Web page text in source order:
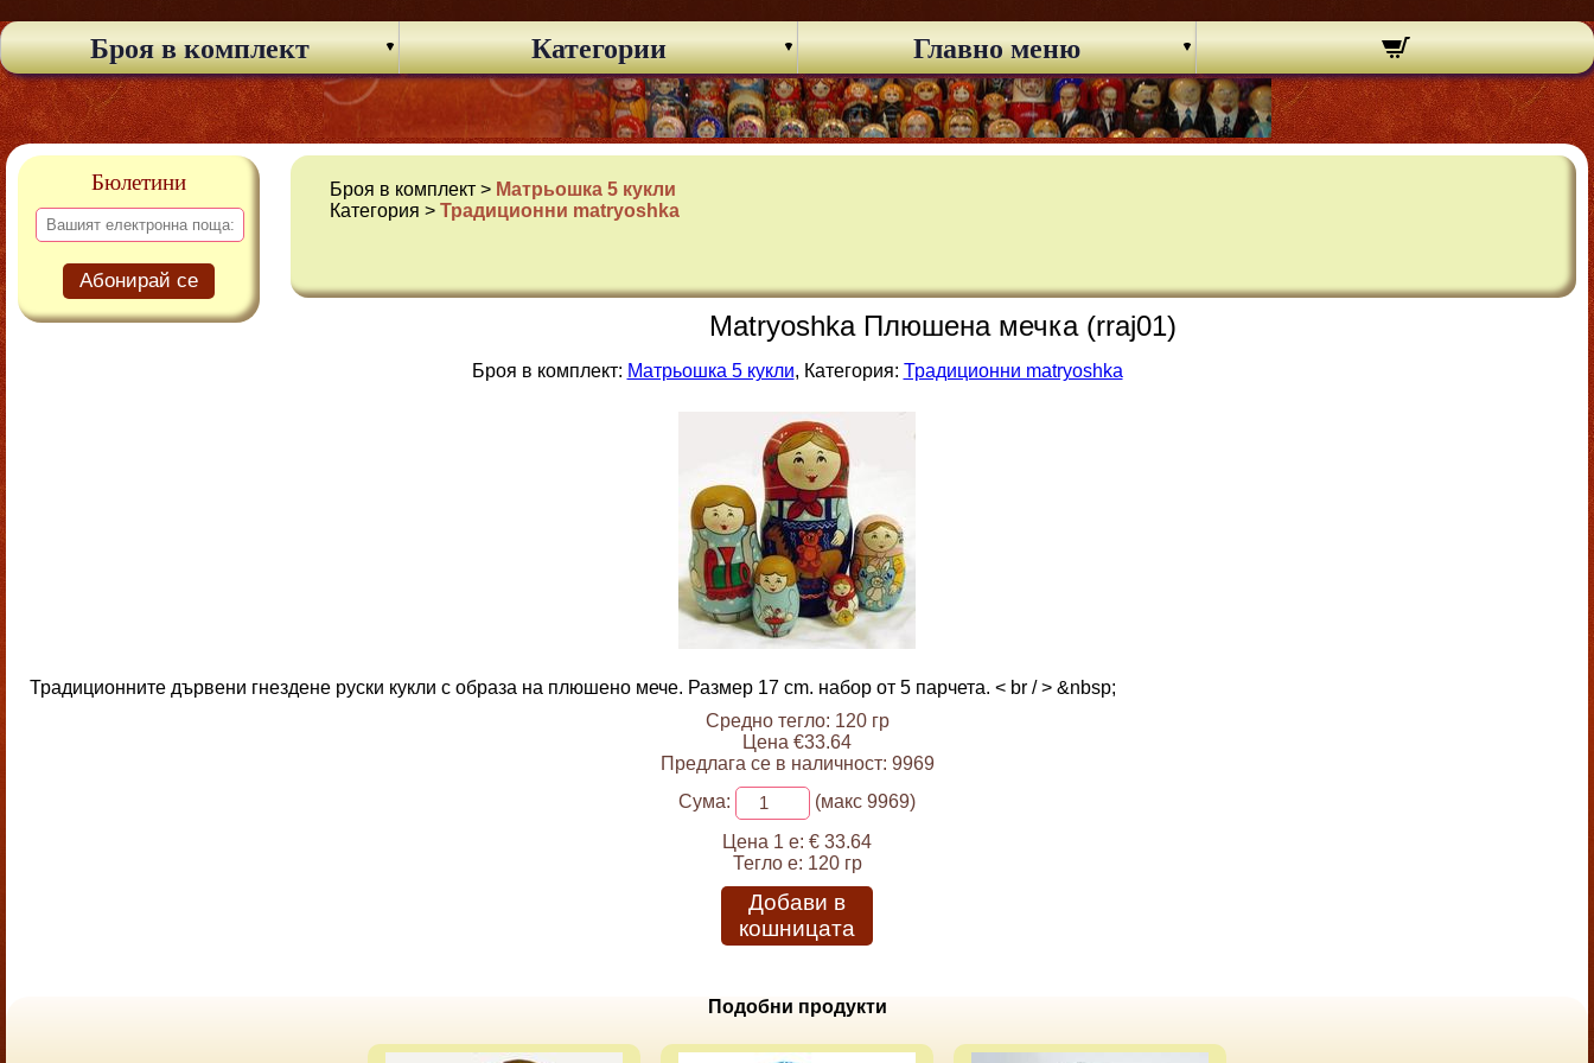
Броя в комплект Категории Главно меню
Бюлетини
Абонирай се
Броя в комплект > Матрьошка 5 кукли
Категория >Традиционни matryoshka
Matryoshka Плюшена мечка (rraj01)
Броя в комплект: Матрьошка 5 кукли, Категория: Традиционни matryoshka
Традиционните дървени гнездене руски кукли с образа на плюшено мече. Размер 17 cm. набор от 5 парчета. < br / > &nbsp;
Средно тегло: 120 гр
Цена €33.64
Предлага се в наличност: 9969
Сума:
(макс 9969)
Цена 1 е: € 33.64
Тегло е: 120 гр
Добави в
кошницата
Подобни продукти